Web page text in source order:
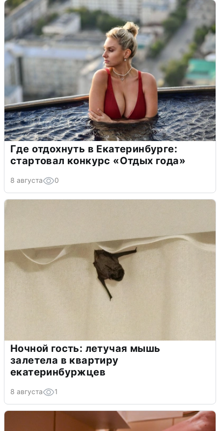
Где отдохнуть в Екатеринбурге:
стартовал конкурс «Отдых года»
8 августа 0
Ночной гость: летучая мышь
залетела в квартиру
екатеринбуржцев
8 августа 1